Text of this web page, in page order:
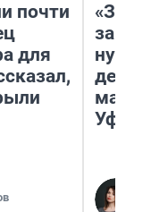
почти
для
дела
Уфа